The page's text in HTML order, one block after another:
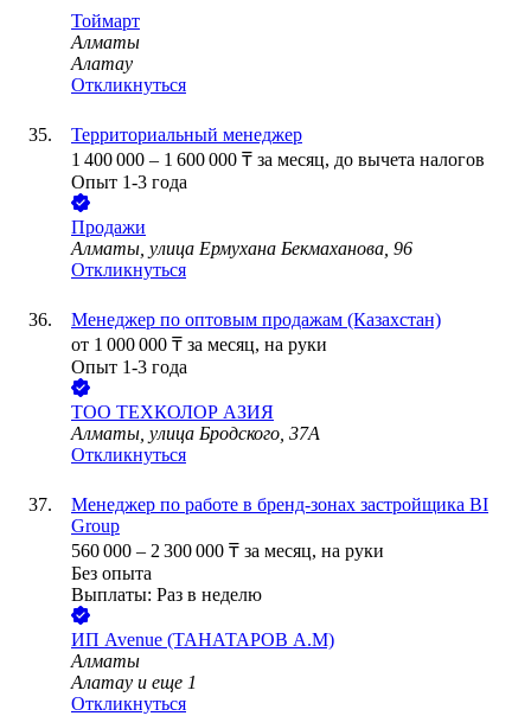
Тоймарт
Алматы
Алатау
Откликнуться
Территориальный менеджер
1 400 000 – 1 600 000 ₸ за месяц, до вычета налогов
Опыт 1-3 года
Продажи
Алматы, улица Ермухана Бекмаханова, 96
Откликнуться
Менеджер по оптовым продажам (Казахстан)
от 1 000 000 ₸ за месяц, на руки
Опыт 1-3 года
ТОО ТЕХКОЛОР АЗИЯ
Алматы, улица Бродского, 37А
Откликнуться
Менеджер по работе в бренд-зонах застройщика BI
Group
560 000 – 2 300 000 ₸ за месяц, на руки
Без опыта
Выплаты: Раз в неделю
ИП Avenue (ТАНАТАРОВ А.М)
Алматы
Алатау и еще 1
Откликнуться